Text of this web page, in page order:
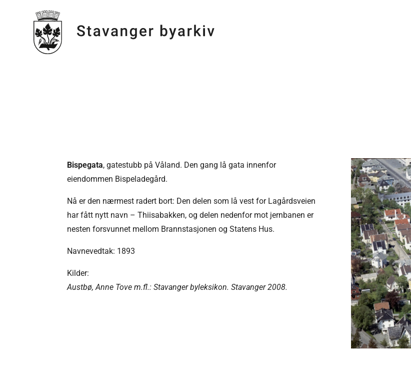
Bispegata, gatestubb på Våland. Den gang lå gata innenfor
eiendommen Bispeladegård.
Nå er den nærmest radert bort: Den delen som lå vest for Lagårdsveien
har fått nytt navn – Thiisabakken, og delen nedenfor mot jernbanen er
nesten forsvunnet mellom Brannstasjonen og Statens Hus.
Navnevedtak: 1893
Kilder:
Austbø, Anne Tove m.fl.: Stavanger byleksikon. Stavanger 2008.